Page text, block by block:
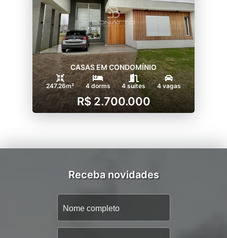
CASAS EM CONDOMÍNIO
247.26m² 4 dorms 4 suítes 4 vagas
R$ 2.700.000
Receba novidades